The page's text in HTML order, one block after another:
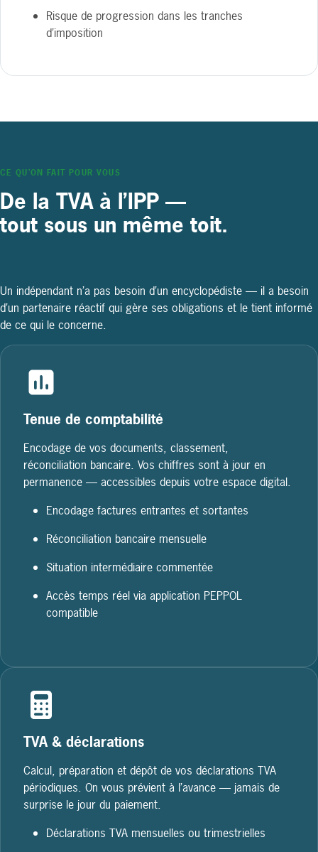
Risque de progression dans les tranches
d’imposition
CE QU’ON FAIT POUR VOUS
De la TVA à l’IPP —
tout sous un même toit.
Un indépendant n’a pas besoin d’un encyclopédiste — il a besoin
d’un partenaire réactif qui gère ses obligations et le tient informé
de ce qui le concerne.
Tenue de comptabilité
Encodage de vos documents, classement,
réconciliation bancaire. Vos chiffres sont à jour en
permanence — accessibles depuis votre espace digital.
Encodage factures entrantes et sortantes
Réconciliation bancaire mensuelle
Situation intermédiaire commentée
Accès temps réel via application PEPPOL
compatible
TVA & déclarations
Calcul, préparation et dépôt de vos déclarations TVA
périodiques. On vous prévient à l’avance — jamais de
surprise le jour du paiement.
Déclarations TVA mensuelles ou trimestrielles